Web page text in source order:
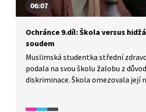
06:07
Ochránce 9.díl: Škola versus
soudem
Muslimská studentka střední
podala na svou školu žalobu z
diskriminace. Škola omezovala její